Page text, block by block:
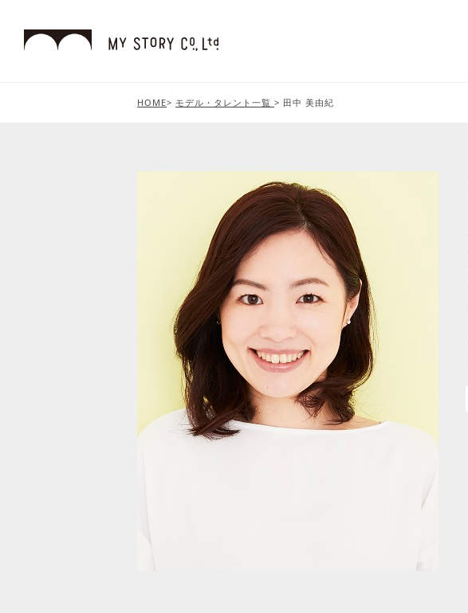
HOME> モデル・タレント一覧 > 田中 美由紀